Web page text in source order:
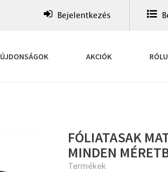
Bejelentkezés
ÚJDONSÁGOK AKCIÓK
FÓLIATASAK
MINDEN
Termékek